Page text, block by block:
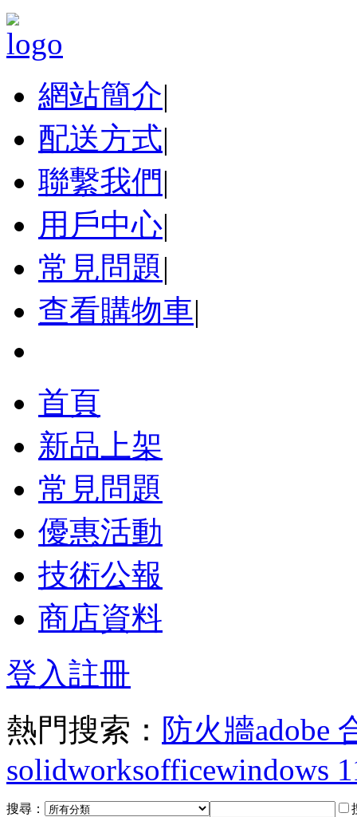
網站簡介|
配送方式|
聯繫我們|
用戶中心|
常見問題|
查看購物車|
首頁
新品上架
常見問題
優惠活動
技術公報
商店資料
登入註冊
熱門搜索： 防火牆adobe
solidworksofficewindows
搜尋：